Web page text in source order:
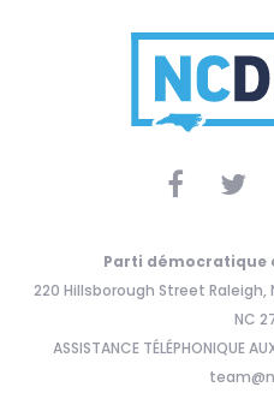
Parti démocratique
220 Hillsborough Street Raleigh,
NC
ASSISTANCE TÉLÉPHONIQUE